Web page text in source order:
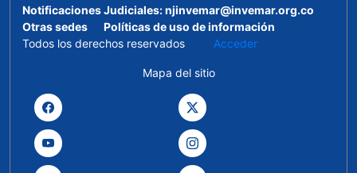
Notificaciones Judiciales:njinvemar@invemar.org.co
Otras sedes
Políticas de uso de información
Todos los derechos reservados Acceder
Mapa del sitio